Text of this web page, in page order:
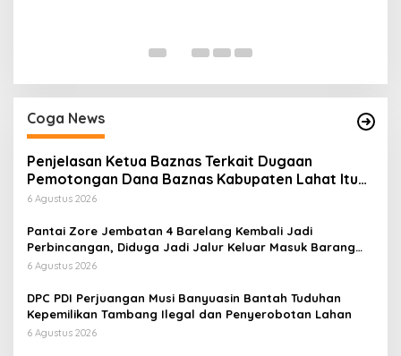
Coga News
Penjelasan Ketua Baznas Terkait Dugaan
Pemotongan Dana Baznas Kabupaten Lahat Itu
Tidak Benar
6 Agustus 2026
Pantai Zore Jembatan 4 Barelang Kembali Jadi
Perbincangan, Diduga Jadi Jalur Keluar Masuk Barang
Tanpa Dokumen Kepabeanan, Nama Berinisial WL
di Kawasan Pesisir
6 Agustus 2026
DPC PDI Perjuangan Musi Banyuasin Bantah Tuduhan
Kepemilikan Tambang Ilegal dan Penyerobotan Lahan
6 Agustus 2026